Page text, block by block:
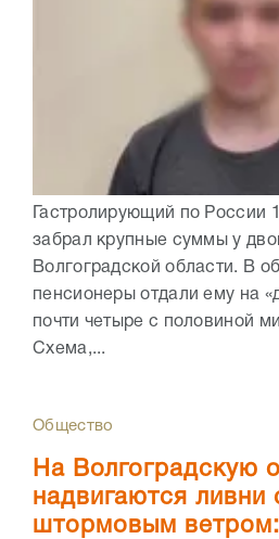
Гастролирующий по России
забрал крупные суммы у
Волгоградской области. В
пенсионеры отдали ему на
почти четыре с половиной
Схема,...
Общество
На Волгоградскую
надвигаются ливни
штормовым